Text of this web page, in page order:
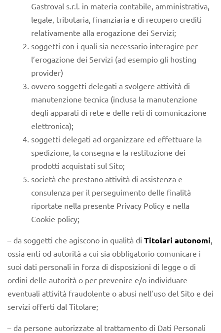
Gastroval s.r.l. in materia contabile, amministrativa,
legale, tributaria, finanziaria e di recupero crediti
relativamente alla erogazione dei Servizi;
soggetti con i quali sia necessario interagire per
l’erogazione dei Servizi (ad esempio gli hosting
provider)
ovvero soggetti delegati a svolgere attività di
manutenzione tecnica (inclusa la manutenzione
degli apparati di rete e delle reti di comunicazione
elettronica);
soggetti delegati ad organizzare ed effettuare la
spedizione, la consegna e la restituzione dei
prodotti acquistati sul Sito;
società che prestano attività di assistenza e
consulenza per il perseguimento delle finalità
riportate nella presente Privacy Policy e nella
Cookie policy;
– da soggetti che agiscono in qualità di Titolari autonomi
ossia enti od autorità a cui sia obbligatorio comunicare i
suoi dati personali in forza di disposizioni di legge o di
ordini delle autorità o per prevenire e/o individuare
eventuali attività fraudolente o abusi nell’uso del Sito e dei
servizi offerti dal Titolare;
– da persone autorizzate al trattamento di Dati Personali